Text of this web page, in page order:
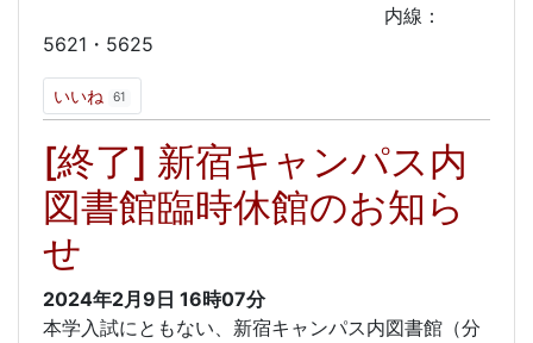
内線：
5621・5625
いいね 61
[終了] 新宿キャンパス内
図書館臨時休館のお知ら
せ
2024年2月9日 16時07分
本学入試にともない、新宿キャンパス内図書館（分